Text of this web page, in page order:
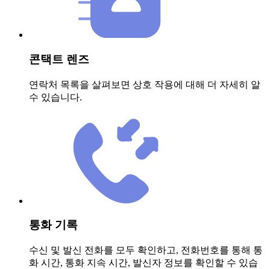
콘택트 렌즈
연락처 목록을 살펴보면 상호 작용에 대해 더 자세히 알
수 있습니다.
통화 기록
수신 및 발신 전화를 모두 확인하고, 전화번호를 통해 통
화 시간, 통화 지속 시간, 발신자 정보를 확인할 수 있습